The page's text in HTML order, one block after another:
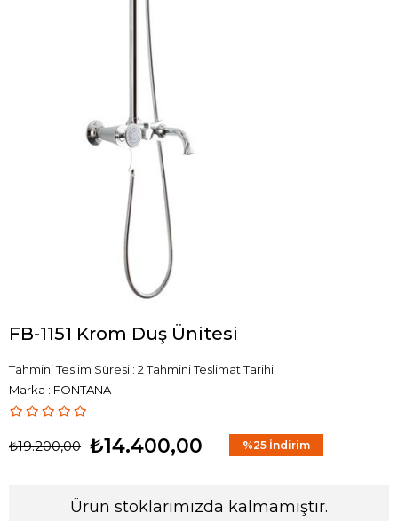
FB-1151 Krom Duş Ünitesi
Tahmini Teslim Süresi : 2 Tahmini Teslimat Tarihi
Marka : FONTANA
₺19.200,00 ₺14.400,00 %25 İndirim
Ürün stoklarımızda kalmamıştır.